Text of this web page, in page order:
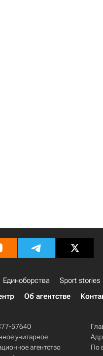
Единоборства Sport stories
Об агентстве
57640
унитарное
агентство
По